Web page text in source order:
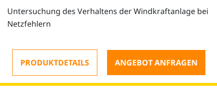
Untersuchung des Verhaltens der Windkraftanlage bei
Netzfehlern
PRODUKTDETAILS ANGEBOT ANFRAGEN